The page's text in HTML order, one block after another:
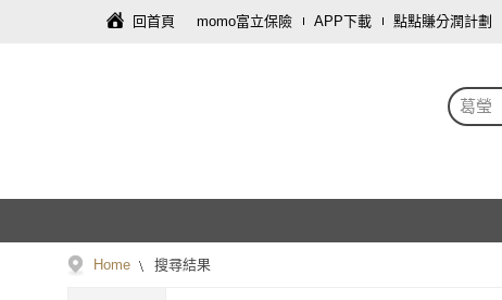
回首頁 momo富立保險 APP下載 點點賺分潤計劃
葛瑩
Home 搜尋結果